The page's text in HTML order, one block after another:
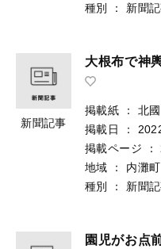
種別
： 新聞
新聞記事
大根布で神
掲載紙 ：
北
掲載日
：
掲載ページ
：
地域
：
内灘町
種別
： 新聞
園児がお点